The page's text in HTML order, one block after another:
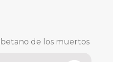
de los muertos